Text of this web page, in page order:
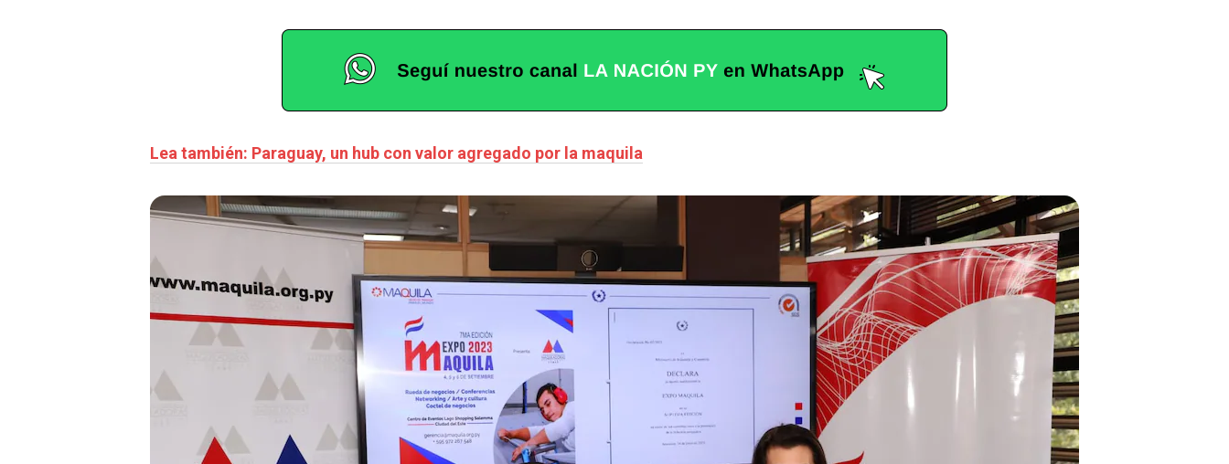
Lea también: Paraguay, un hub con valor agregado por la maquila